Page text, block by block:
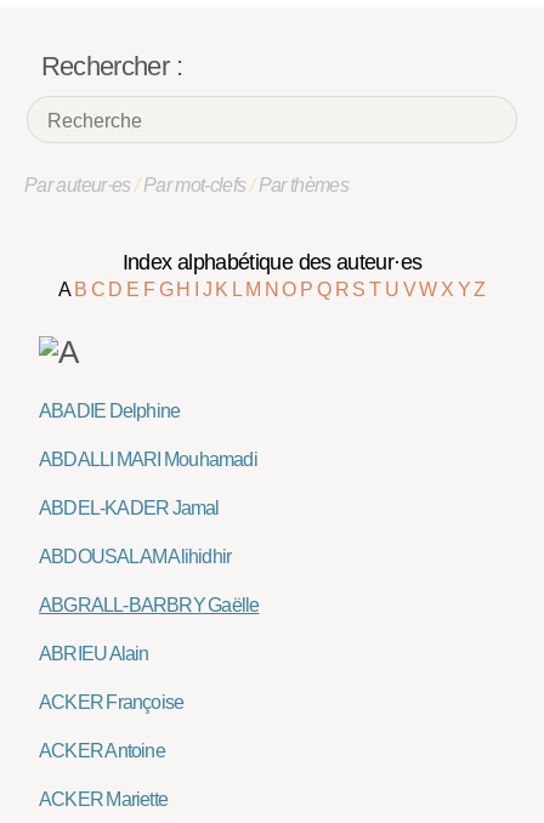
Rechercher :
Par auteur·es/Par mot-clefs/Par thèmes
Index alphabétique des auteur·es
A B C D E F G H J K L M NO P Q R ST U VW X YZ
ABADIE Delphine
ABDALLI MARI Mouhamadi
ABDEL-KADER Jamal
ABDOUSALAM Alihidhir
ABGRALL-BARBRY Gaëlle
ABRIEU Alain
ACKER Françoise
ACKER Antoine
ACKER Mariette